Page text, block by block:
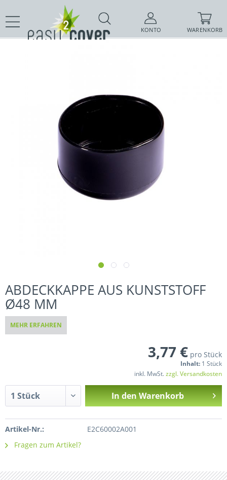
KONTO WARENKORB
ABDECKKAPPE AUS KUNSTSTOFF
Ø48 MM
MEHR ERFAHREN
3,77 € pro Stück
Inhalt: 1 Stück
inkl. MwSt.zzgl. Versandkosten
In denWarenkorb
Artikel-Nr.:
E2C60002A001
Fragen zum Artikel?